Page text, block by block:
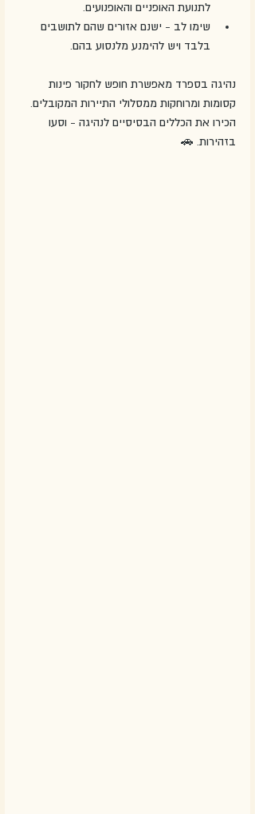
לתנועת האופניים והאופנועים.
שימו לב - ישנם אזורים שהם לתושבים
בלבד ויש להימנע מלנסוע בהם.
נהיגה בספרד מאפשרת חופש לחקור פינות
קסומות ומרוחקות ממסלולי התיירות המקובלים.
הכירו את הכללים הבסיסיים לנהיגה - וסעו
בזהירות. 🚗